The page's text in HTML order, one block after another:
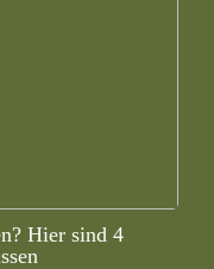
Hier sind 4